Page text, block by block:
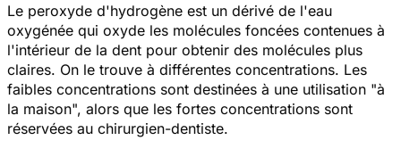
Le peroxyde d'hydrogène est un dérivé de l'eau
oxygénée qui oxyde les molécules foncées contenues à
l'intérieur de la dent pour obtenir des molécules plus
claires. On le trouve à différentes concentrations. Les
faibles concentrations sont destinées à une utilisation "à
la maison", alors que les fortes concentrations sont
réservées au chirurgien-dentiste.